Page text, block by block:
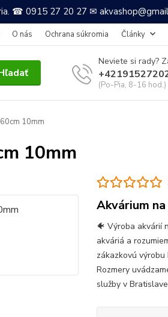
☎ 0915 27 20 27 ✉
O nás Ochrana súkromia Články
Neviete si rady?
(Po-Pia, 8-16 hod.)
10mm
10mm
Akvárium
🐠 Výroba akvárií
akváriá a
zákazkovú
Rozmery
služby v